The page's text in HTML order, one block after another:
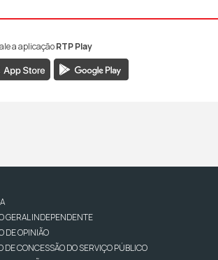
Antena 1
Antena 1
RTP Antena 1
a aplicaçãoRTP Play
GERAL INDEPENDENTE
DE OPINIÃO
DE CONCESSÃO DO SERVIÇO PÚBLICO